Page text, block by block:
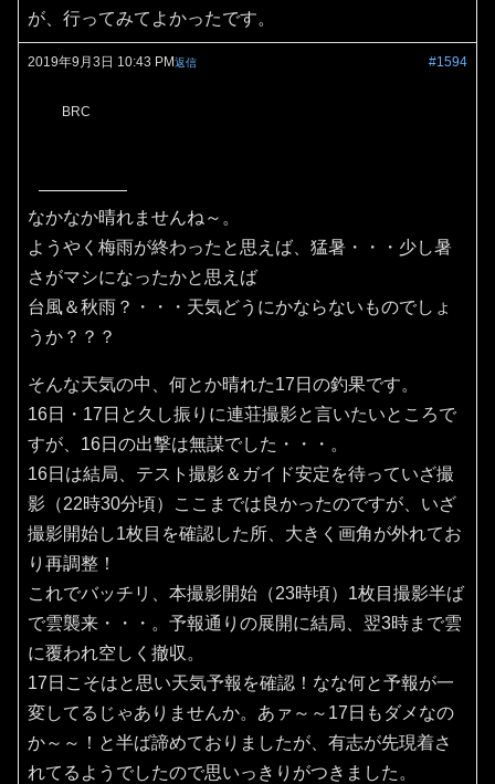
が、行ってみてよかったです。
2019年9月3日 10:43 PM #1594
返信
BRC
なかなか晴れませんね～。
ようやく梅雨が終わったと思えば、猛暑・・・少し暑
さがマシになったかと思えば
台風＆秋雨？・・・天気どうにかならないものでしょ
うか？？？
そんな天気の中、何とか晴れた17日の釣果です。
16日・17日と久し振りに連荘撮影と言いたいところで
すが、16日の出撃は無謀でした・・・。
16日は結局、テスト撮影＆ガイド安定を待っていざ撮
影（22時30分頃）ここまでは良かったのですが、いざ
撮影開始し1枚目を確認した所、大きく画角が外れてお
り再調整！
これでバッチリ、本撮影開始（23時頃）1枚目撮影半ば
で雲襲来・・・。予報通りの展開に結局、翌3時まで雲
に覆われ空しく撤収。
17日こそはと思い天気予報を確認！なな何と予報が一
変してるじゃありませんか。あァ～～17日もダメなの
か～～！と半ば諦めておりましたが、有志が先現着さ
れてるようでしたので思いっきりがつきました。